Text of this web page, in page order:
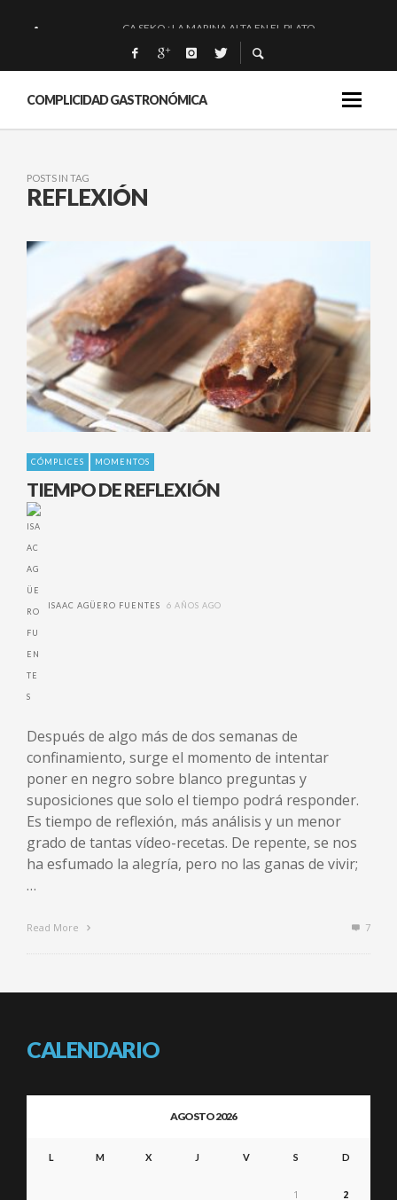
CA SEKO : LA MARINA ALTA EN EL PLATO.
QUIQUE DACOSTA: «UNA GRAN OBRA»
EL BARUCO DE ANERO: MUCHO MÁS QUE UN BAR.
COMPLICIDAD GASTRONÓMICA
POSTS IN TAG
REFLEXIÓN
CÓMPLICES MOMENTOS
TIEMPO DE REFLEXIÓN
ISAAC AGÜERO FUENTES 6 AÑOS AGO
Después de algo más de dos semanas de
confinamiento, surge el momento de intentar
poner en negro sobre blanco preguntas y
suposiciones que solo el tiempo podrá responder.
Es tiempo de reflexión, más análisis y un menor
grado de tantas vídeo-recetas. De repente, se nos
ha esfumado la alegría, pero no las ganas de vivir;
…
Read More 7
CALENDARIO
AGOSTO 2026
L M X J V S D
1 2